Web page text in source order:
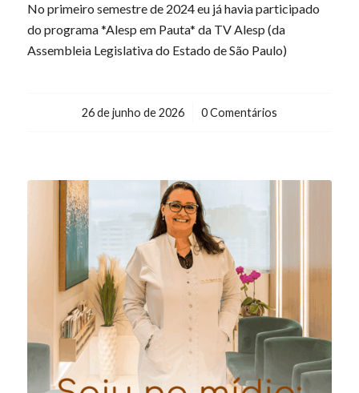
No primeiro semestre de 2024 eu já havia participado
do programa *Alesp em Pauta* da TV Alesp (da
Assembleia Legislativa do Estado de São Paulo)
26 de junho de 2026
/ 0 Comentários